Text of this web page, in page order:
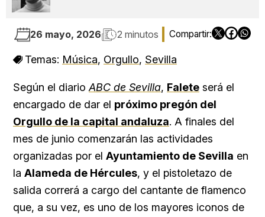
26 mayo, 2026 2 minutos
Temas: Música, Orgullo, Sevilla
Según el diario ABC de Sevilla, Falete será el
encargado de dar el próximo pregón del
Orgullo de la capital andaluza. A finales del
mes de junio comenzarán las actividades
organizadas por el Ayuntamiento de Sevilla en
la Alameda de Hércules, y el pistoletazo de
salida correrá a cargo del cantante de flamenco
que, a su vez, es uno de los mayores iconos de